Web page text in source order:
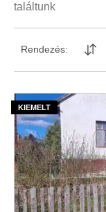
találtunk
Rendezés: